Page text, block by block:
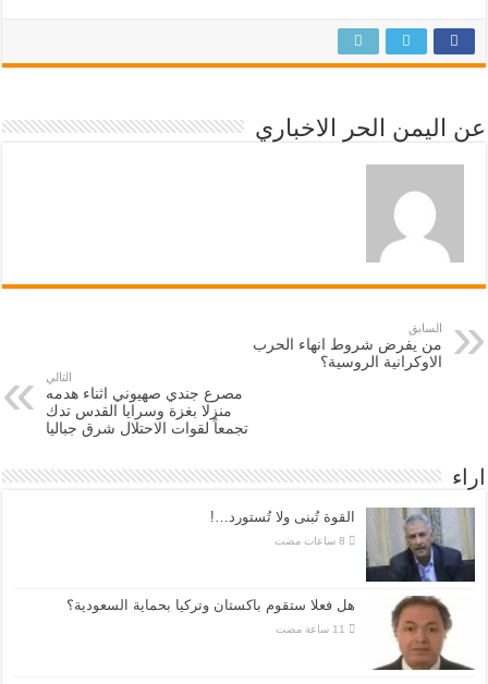
عن اليمن الحر الاخباري
السابق
من يفرض شروط انهاء الحرب
الاوكرانية الروسية؟
التالي
مصرع جندي صهيوني اثناء هدمه
منزلا بغزة وسرايا القدس تدك
تجمعاً لقوات الاحتلال شرق جباليا
اراء
القوة تُبنى ولا تُستورد…!
هل فعلا ستقوم باكستان وتركيا بحماية السعودية؟